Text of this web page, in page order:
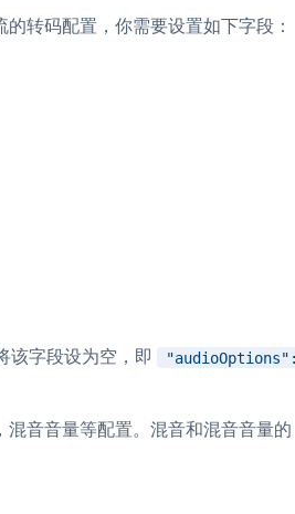
购买、账号
的转码配置，你需要设置如下字段：
该字段设为空，即
"audioOptions":
音音量等配置。混音和混音音量的